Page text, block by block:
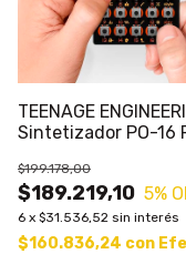
TEENAGE
Sintetizador PO-16
$189.219,10
$199.178,00
5%
6 x $31.536,52 sin interés
$160.836,24 con